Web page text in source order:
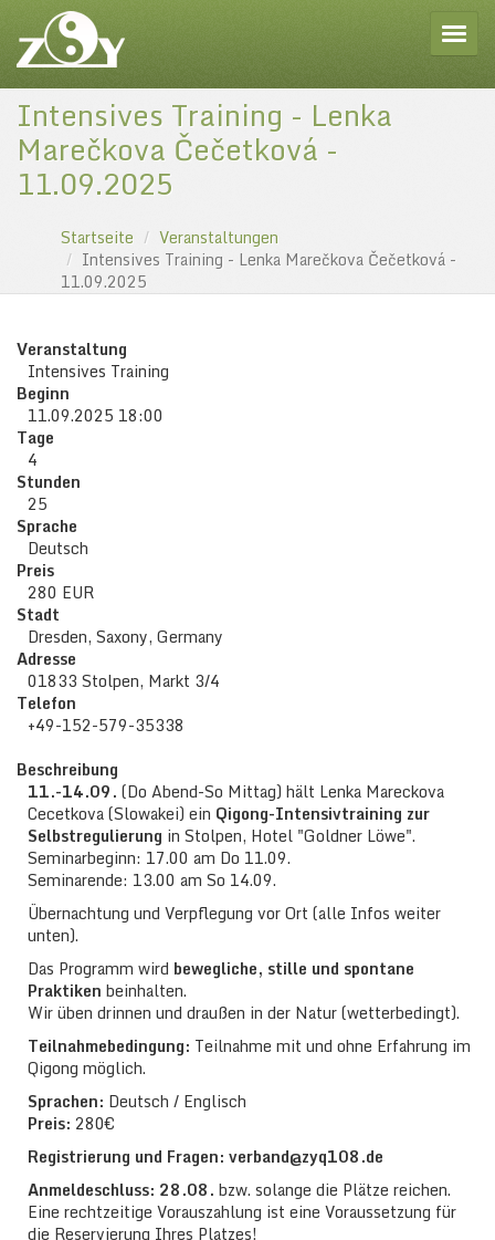
Intensives Training - Lenka
Marečkova Čečetková -
11.09.2025
Startseite
Veranstaltungen
Intensives Training - Lenka Marečkova Čečetková -
11.09.2025
Veranstaltung
Intensives Training
Beginn
11.09.2025 18:00
Tage
4
Stunden
25
Sprache
Deutsch
Preis
280 EUR
Stadt
Dresden, Saxony, Germany
Adresse
01833 Stolpen, Markt 3/4
Telefon
+49-152-579-35338
Beschreibung
11.-14.09. (Do Abend-So Mittag) hält Lenka Mareckova
Cecetkova (Slowakei) ein Qigong-Intensivtraining zur
Selbstregulierung in Stolpen, Hotel "Goldner Löwe".
Seminarbeginn: 17.00 am Do 11.09.
Seminarende: 13.00 am So 14.09.
Übernachtung und Verpflegung vor Ort (alle Infos weiter
unten).
Das Programm wird bewegliche, stille und spontane
Praktiken beinhalten.
Wir üben drinnen und draußen in der Natur (wetterbedingt).
Teilnahmebedingung: Teilnahme mit und ohne Erfahrung im
Qigong möglich.
Sprachen: Deutsch / Englisch
Preis: 280€
Registrierung und Fragen: verband@zyq108.de
Anmeldeschluss: 28.08. bzw. solange die Plätze reichen.
Eine rechtzeitige Vorauszahlung ist eine Voraussetzung für
die Reservierung Ihres Platzes!